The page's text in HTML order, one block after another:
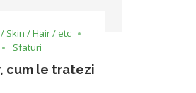
Skin / Hair / etc
Sfaturi
cum le tratezi